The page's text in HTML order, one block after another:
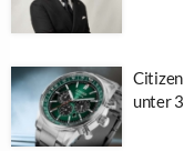
unter